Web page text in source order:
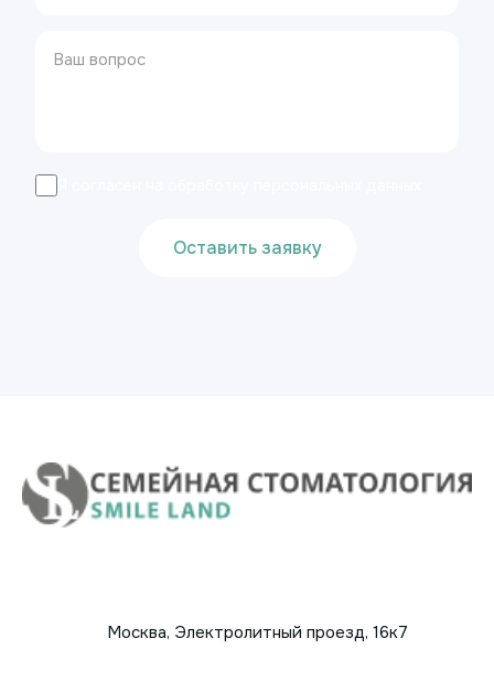
Оставить заявку
Москва, Электролитный проезд, 16к7